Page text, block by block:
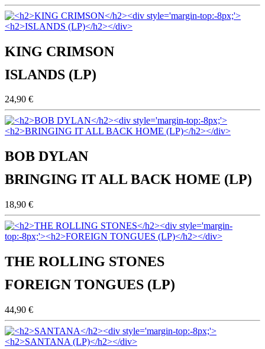
KING CRIMSON
ISLANDS (LP)
24,90 €
BOB DYLAN
BRINGING IT ALL BACK HOME (LP)
18,90 €
THE ROLLING STONES
FOREIGN TONGUES (LP)
44,90 €